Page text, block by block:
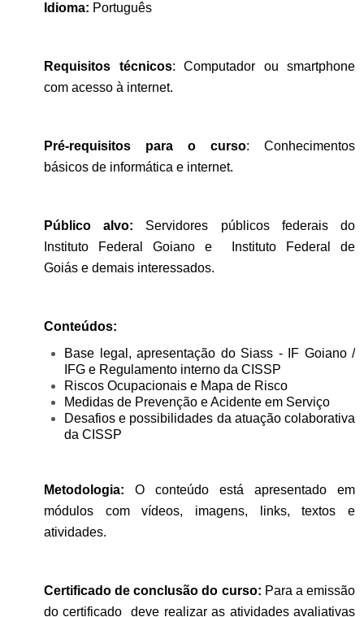
Idioma: Português
Requisitos técnicos: Computador ou smartphone
com acesso à internet.
Pré-requisitos para o curso: Conhecimentos
básicos de informática e internet.
Público alvo: Servidores públicos federais do
Instituto Federal Goiano e
Instituto Federal de
Goiás e demais interessados.
Conteúdos:
Base legal, apresentação do Siass - IF Goiano /
IFG e Regulamento interno da CISSP
Riscos Ocupacionais e Mapa de Risco
Medidas de Prevenção e Acidente em Serviço
Desafios e possibilidades da atuação colaborativa
da CISSP
Metodologia: O conteúdo está apresentado em
módulos com vídeos, imagens, links, textos e
atividades.
Certificado de conclusão do curso: Para a emissão
do certificado deve realizar as atividades avaliativas